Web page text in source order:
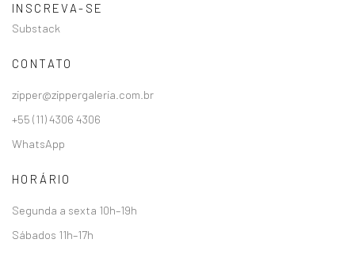
INSCREVA-SE
Substack
CONTATO
zipper@zippergaleria.com.br
+55 (11) 4306 4306
WhatsApp
HORÁRIO
Segunda a sexta 10h–19h
Sábados 11h–17h